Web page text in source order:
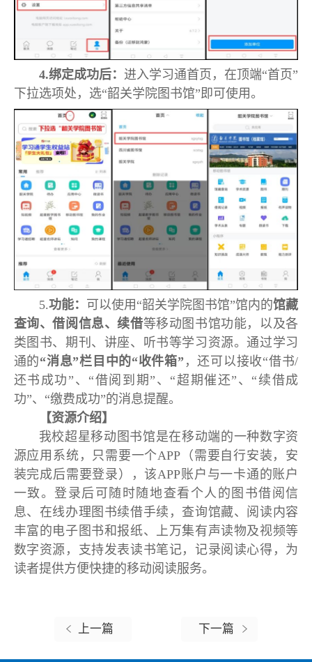
4.绑定成功后： 进入学习通首页，在顶端“首页”
下拉选项处，选“韶关学院图书馆”即可使用。
5.功能： 可以使用“韶关学院图书馆”馆内的馆藏
查询、借阅信息、续借等移动图书馆功能，以及各
类图书、期刊、讲座、听书等学习资源。通过学习
通的“消息”栏目中的“收件箱” ，还可以接收“借书/
还书成功”、“借阅到期”、“超期催还”、“续借成
功”、“缴费成功”的消息提醒。
【资源介绍】
我校超星移动图书馆是在移动端的一种数字资
源应用系统，只需要一个APP（需要自行安装，安
装完成后需要登录），该APP账户与一卡通的账户
一致。登录后可随时随地查看个人的图书借阅信
息、在线办理图书续借手续，查询馆藏、阅读内容
丰富的电子图书和报纸、上万集有声读物及视频等
数字资源，支持发表读书笔记，记录阅读心得，为
读者提供方便快捷的移动阅读服务。
上一篇 下一篇